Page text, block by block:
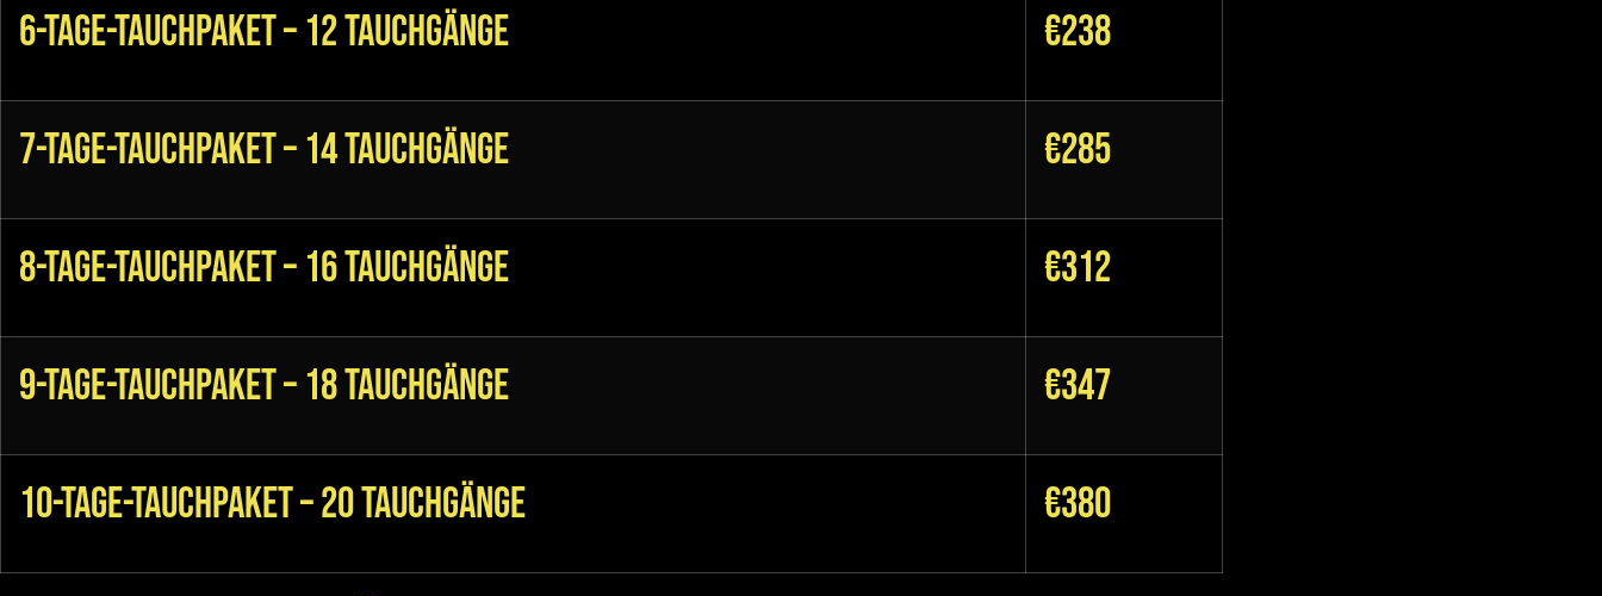
6-Tage-Tauchpaket – 12 Tauchgänge €238
7-Tage-Tauchpaket – 14 Tauchgänge €285
8-Tage-Tauchpaket – 16 Tauchgänge €312
9-Tage-Tauchpaket – 18 Tauchgänge €347
10-Tage-Tauchpaket – 20 Tauchgänge €380